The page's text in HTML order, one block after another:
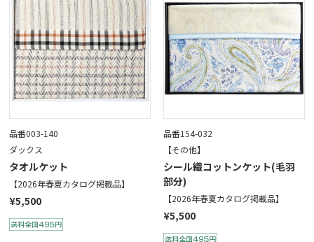
品番003-140
ダックス
タオルケット
【2026年春夏カタログ掲載品】
¥5,500
品番154-032
【その他】
シール織コットンケット(毛羽
部分)
【2026年春夏カタログ掲載品】
¥5,500